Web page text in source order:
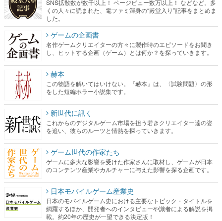
SNS拡散数が数千以上！ ページビュー数万以上！ などなど。多
くの人々に読まれた、電ファミ渾身の“殿堂入り”記事をまとめま
した。
ゲームの企画書
名作ゲームクリエイターの方々に製作時のエピソードをお聞き
し、ヒットする企画（ゲーム）とは何か？を探っていきます。
赫本
この物語を解いてはいけない。『赫本』は、〈試験問題〉の形
をした短編ホラー小説集です。
新世代に訊く
これからのデジタルゲーム市場を担う若きクリエイター達の姿
を追い、彼らのルーツと情熱を探っていきます。
ゲーム世代の作家たち
ゲームに多大な影響を受けた作家さんに取材し、ゲームが日本
のコンテンツ産業やカルチャーに与えた影響を探る企画です。
日本モバイルゲーム産業史
日本のモバイルゲーム史における主要なトピック・タイトルを
網羅するほか、開発者へのインタビューや識者による解説を掲
載。約20年の歴史が一望できる決定版！